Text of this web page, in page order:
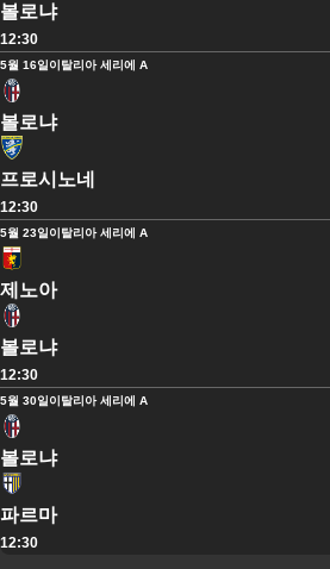
볼로냐
12:30
5월 16일이탈리아 세리에 A
볼로냐
프로시노네
12:30
5월 23일이탈리아 세리에 A
제노아
볼로냐
12:30
5월 30일이탈리아 세리에 A
볼로냐
파르마
12:30